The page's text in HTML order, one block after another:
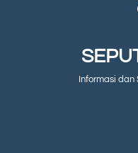
Informasi dan